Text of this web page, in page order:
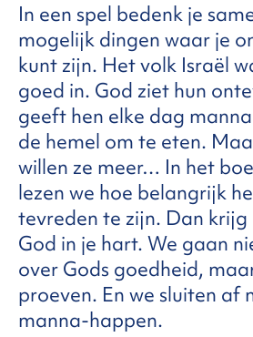
In een spel bedenk je
mogelijk dingen waar je
kunt zijn. Het volk Israël
goed in. God ziet hun
geeft hen elke dag
de hemel om te eten.
willen ze meer… In het
lezen we hoe belangrijk
tevreden te zijn. Dan krijg
God in je hart. We gaan
over Gods goedheid,
proeven. En we sluiten af
manna-happen.